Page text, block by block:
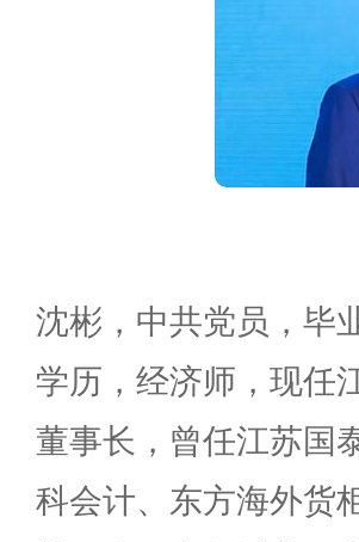
沈彬，中共党员，毕
学历，经济师，现任
董事长，曾任江苏国
科会计、东方海外货